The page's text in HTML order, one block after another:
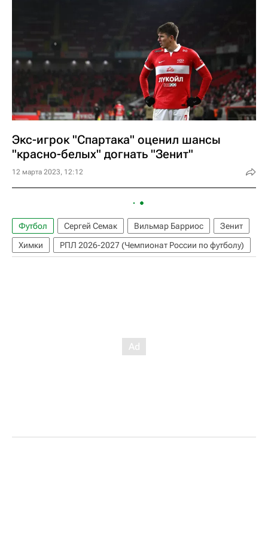
Экс-игрок "Спартака" оценил шансы
"красно-белых" догнать "Зенит"
12 марта 2023, 12:12
Футбол Сергей Семак Вильмар Барриос
Зенит
Химки
РПЛ 2026-2027 (Чемпионат России по футболу)